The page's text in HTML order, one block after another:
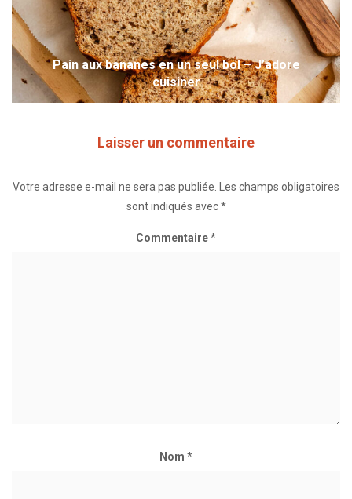
Pain aux bananes en un seul bol – J’adore
cuisiner
Laisser un commentaire
Votre adresse e-mail ne sera pas publiée. Les champs obligatoires
sont indiqués avec*
Commentaire*
Nom *